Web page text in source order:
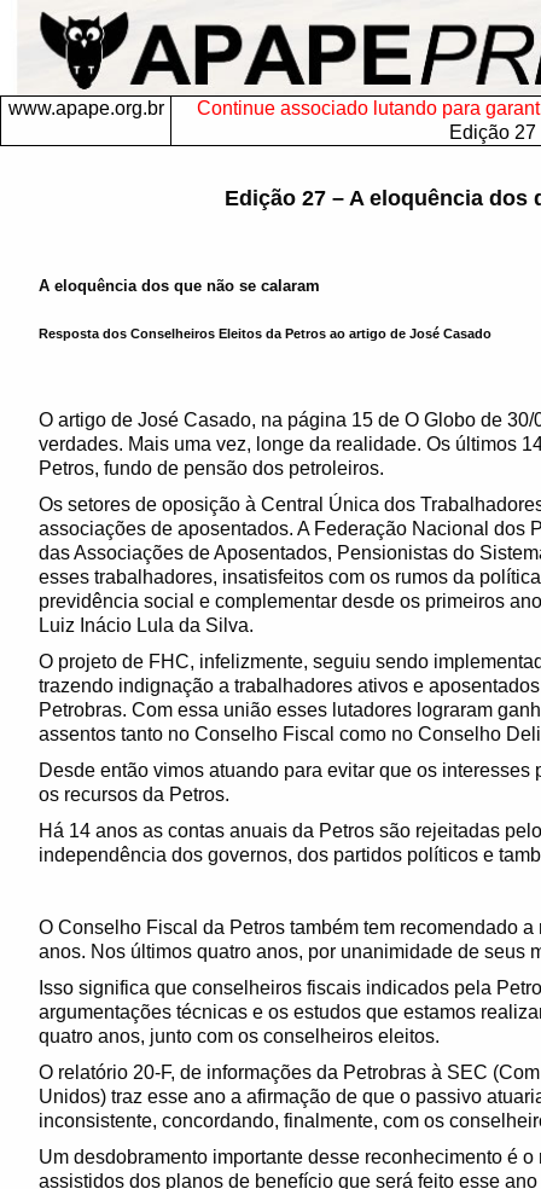
www.apape.org.br
Continue associado lutando para
Edição 27
Edição 27 – A eloquência dos
A eloquência dos que não se calaram
Resposta dos Conselheiros Eleitos da Petros ao artigo de José Casado
O artigo de José Casado, na página 15 de O Globo de
verdades. Mais uma vez, longe da realidade. Os últimos
Petros, fundo de pensão dos petroleiros.
Os setores de oposição à Central Única dos
associações de aposentados. A Federação Nacional dos
das Associações de Aposentados, Pensionistas do
esses trabalhadores, insatisfeitos com os rumos da
previdência social e complementar desde os primeiros
Luiz Inácio Lula da Silva.
O projeto de FHC, infelizmente, seguiu sendo
trazendo indignação a trabalhadores ativos e
Petrobras. Com essa união esses lutadores lograram
assentos tanto no Conselho Fiscal como no Conselho
Desde então vimos atuando para evitar que os
os recursos da Petros.
Há 14 anos as contas anuais da Petros são rejeitadas
independência dos governos, dos partidos políticos e
O Conselho Fiscal da Petros também tem recomendado
anos. Nos últimos quatro anos, por unanimidade de seus
Isso significa que conselheiros fiscais indicados pela
argumentações técnicas e os estudos que estamos
quatro anos, junto com os conselheiros eleitos.
O relatório 20-F, de informações da Petrobras à SEC
Unidos) traz esse ano a afirmação de que o passivo
inconsistente, concordando, finalmente, com os
Um desdobramento importante desse reconhecimento é
assistidos dos planos de benefício que será feito esse